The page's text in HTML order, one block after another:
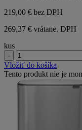
219,00 € bez DPH
269,37 € vrátane. DPH
kus
-
Vložiť do košíka
Tento produkt nie je